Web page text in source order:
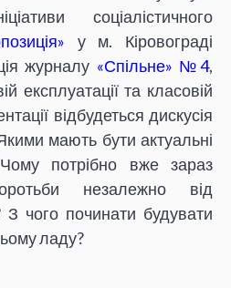
соціалістичного
у м. Кіровограді
журналу «Спільне» №4,
експлуатації та класовій
відбудеться дискусія
мають бути актуальні
потрібно вже зараз
незалежно від
З чого починати будувати
ладу?